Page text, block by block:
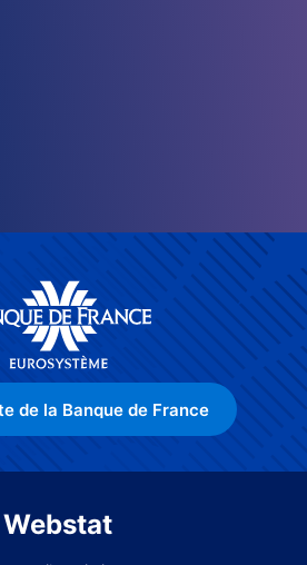
de la Banque de France
Webstat